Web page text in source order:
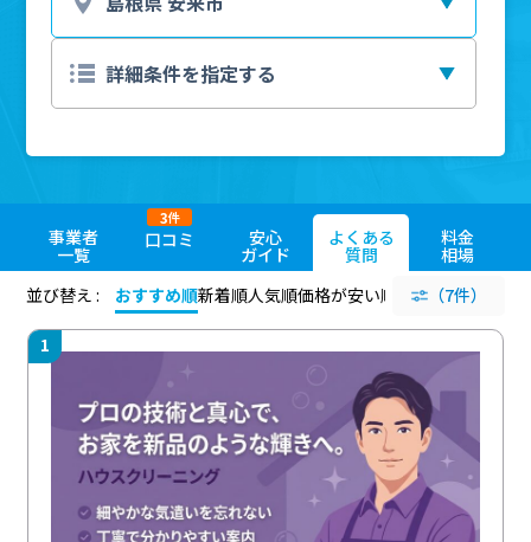
事業者
一覧
口コミ
3件
安心
ガイド
よくある
質問
料金
相場
並び替え :
おすすめ順新着順人気順価格が安い順 評価が高い順
（7件）
1